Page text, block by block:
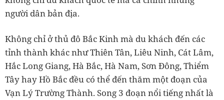
người dân bản địa.
Không chỉ ở thủ đô Bắc Kinh mà du khách đến các
tỉnh thành khác như Thiên Tân, Liêu Ninh, Cát Lâm,
Hắc Long Giang, Hà Bắc, Hà Nam, Sơn Đông, Thiểm
Tây hay Hồ Bắc đều có thể đến thăm một đoạn của
Vạn Lý Trường Thành. Song 3 đoạn nổi tiếng nhất là